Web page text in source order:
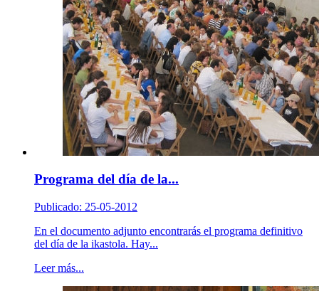
Programa del día de la...
Publicado: 25-05-2012
En el documento adjunto encontrarás el programa definitivo
del día de la ikastola. Hay...
Leer más...